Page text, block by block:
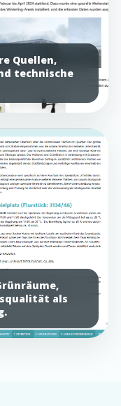
Quellen,
technische
als